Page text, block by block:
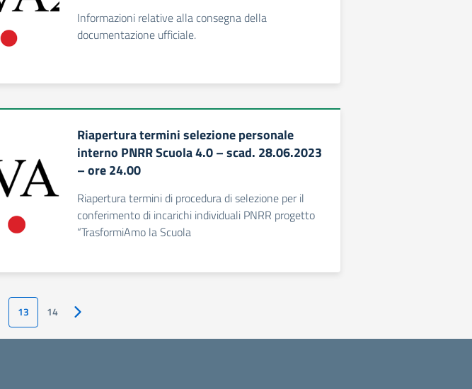
Informazioni relative alla consegna della
documentazione ufficiale.
Riapertura termini selezione personale
interno PNRR Scuola 4.0 – scad. 28.06.2023
– ore 24.00
Riapertura termini di procedura di selezione per il
conferimento di incarichi individuali PNRR progetto
“TrasformiAmo la Scuola
13 14 Pagina successiva